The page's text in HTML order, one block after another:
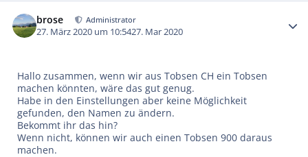
brose Administrator
27. März 2020 um 10:5427. Mar 2020
Hallo zusammen, wenn wir aus Tobsen CH ein Tobsen
machen könnten, wäre das gut genug.
Habe in den Einstellungen aber keine Möglichkeit
gefunden, den Namen zu ändern.
Bekommt ihr das hin?
Wenn nicht, können wir auch einen Tobsen 900 daraus
machen.